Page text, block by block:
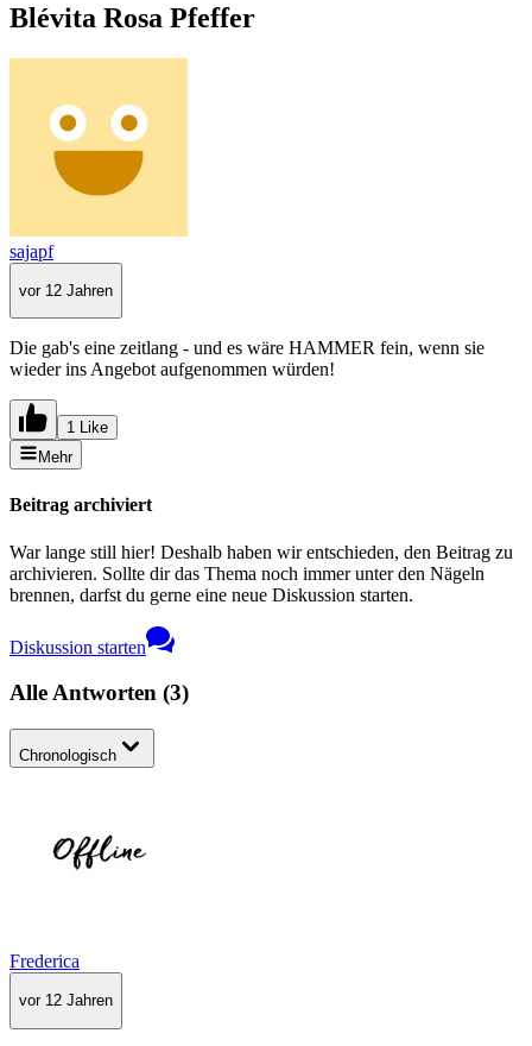
Blévita Rosa Pfeffer
sajapf
vor 12 Jahren
Die gab's eine zeitlang - und es wäre HAMMER fein, wenn sie
wieder ins Angebot aufgenommen würden!
1 Like
Mehr
Beitrag archiviert
War lange still hier! Deshalb haben wir entschieden, den Beitrag zu
archivieren. Sollte dir das Thema noch immer unter den Nägeln
brennen, darfst du gerne eine neue Diskussion starten.
Diskussion starten
Alle Antworten (3)
Chronologisch
Frederica
vor 12 Jahren